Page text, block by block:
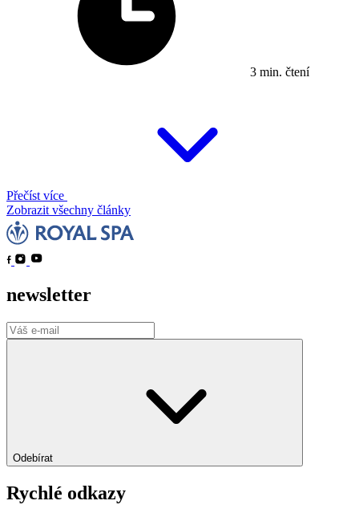
3 min. čtení
Přečíst více
Zobrazit všechny články
newsletter
Odebírat
Rychlé odkazy